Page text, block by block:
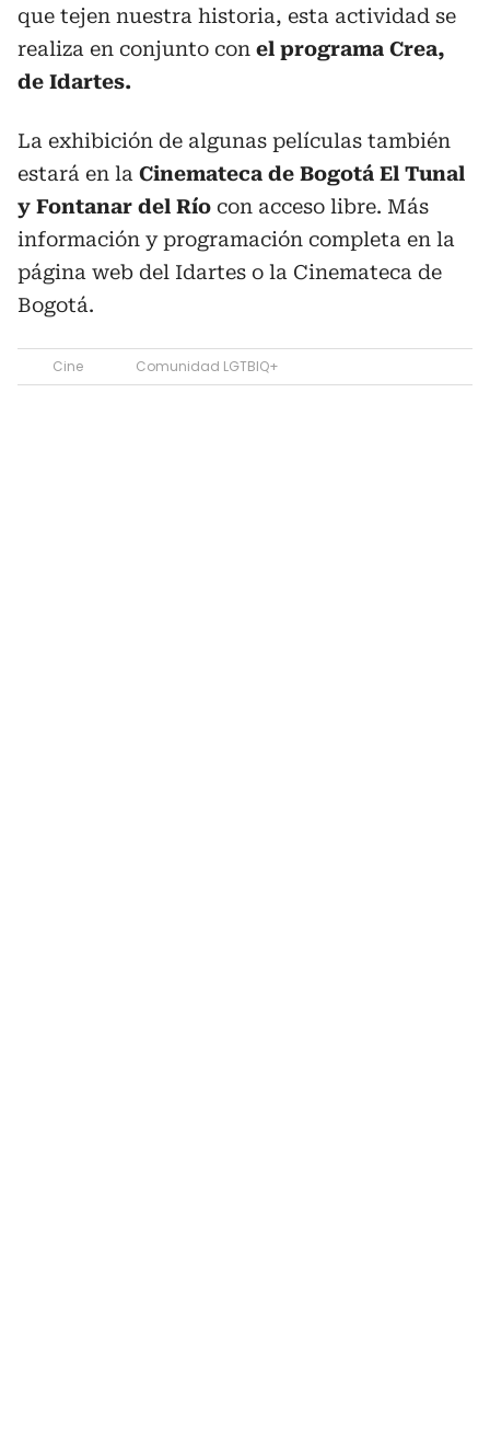
que tejen nuestra historia, esta actividad se
realiza en conjunto con el programa Crea,
de Idartes.
La exhibición de algunas películas también
estará en la Cinemateca de Bogotá El Tunal
y Fontanar del Río con acceso libre. Más
información y programación completa en la
página web del Idartes o la Cinemateca de
Bogotá.
Cine Comunidad LGTBIQ+